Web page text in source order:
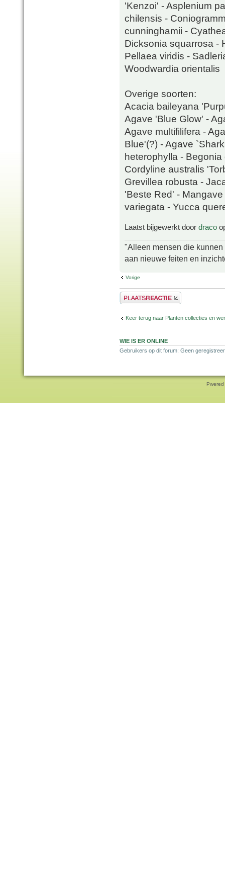
'Kenzoi' - Asplenium
chilensis -
cunninghamii -
Dicksonia squarrosa -
Pellaea viridis -
Woodwardia orientalis
Overige soorten:
Acacia baileyana
Agave 'Blue Glow' -
Agave multifilifera -
Blue'(?) - Agave
heterophylla -
Cordyline australis
Grevillea robusta -
'Beste Red' -
variegata - Yucca
Laatst bijgewerkt door draco
"Alleen mensen die
aan nieuwe feiten en
Vorige
Plaats een reactie
Keer terug naar Planten collecties en
WIE IS ER ONLINE
Gebruikers op dit forum: Geen